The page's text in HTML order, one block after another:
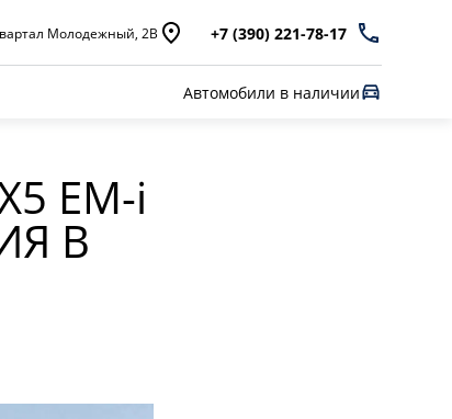
Молодежный, 2В +7 (390) 221-78-17
Автомобили в наличии
EM-i
В